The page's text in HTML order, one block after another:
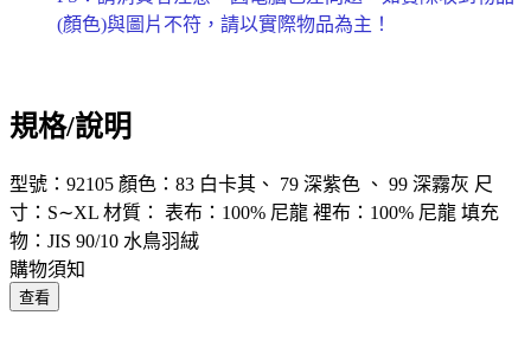
(顏色)與圖片不符，請以實際物品為主！
規格/說明
型號：92105 顏色：83 白卡其、 79 深紫色 、 99 深霧灰 尺
寸：S∼XL 材質： 表布：100% 尼龍 裡布：100% 尼龍 填充
物：JIS 90/10 水鳥羽絨
購物須知
查看